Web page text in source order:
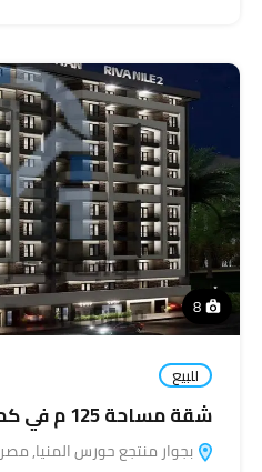
8
للبيع
شقة مساحة 125 م في كمبوند Riva Nile للبيع
بجوار منتجع حورس المنيا, مصر